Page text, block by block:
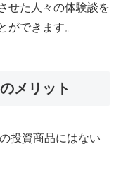
せた人々の体験談を
ができます。
メリット
投資商品にはない